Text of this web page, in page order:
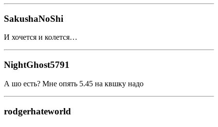
SakushaNoShi
И хочется и колется…
NightGhost5791
А шо есть? Мне опять 5.45 на квшку надо
rodgerhateworld